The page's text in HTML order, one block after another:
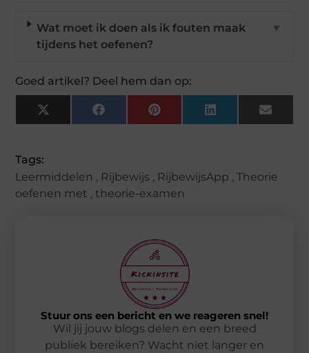
Wat moet ik doen als ik fouten maak
tijdens het oefenen?
▼
Goed artikel? Deel hem dan op:
X
(Twitter)
FacebookPinterestLinkedIn Email
Tags:
Leermiddelen , Rijbewijs , RijbewijsApp ,Theorie
oefenen met , theorie-examen
Stuur ons een bericht en we reageren snel!
Wil jij jouw blogs delen en een breed
publiek bereiken? Wacht niet langer en